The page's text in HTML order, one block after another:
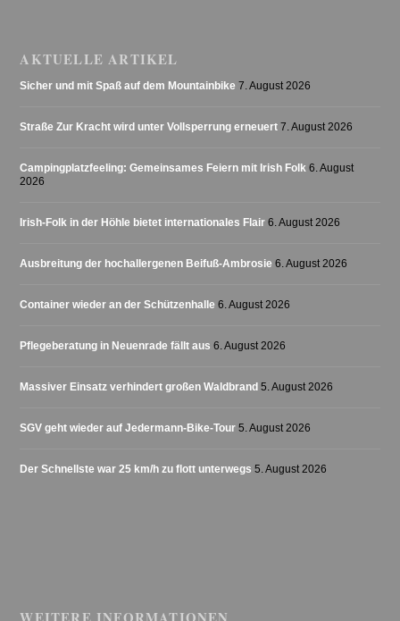
AKTUELLE ARTIKEL
Sicher und mit Spaß auf dem Mountainbike 7. August 2026
Straße Zur Kracht wird unter Vollsperrung erneuert 7. August 2026
Campingplatzfeeling: Gemeinsames Feiern mit Irish Folk 6. August
2026
Irish-Folk in der Höhle bietet internationales Flair 6. August 2026
Ausbreitung der hochallergenen Beifuß-Ambrosie 6. August 2026
Container wieder an der Schützenhalle 6. August 2026
Pflegeberatung in Neuenrade fällt aus 6. August 2026
Massiver Einsatz verhindert großen Waldbrand 5. August 2026
SGV geht wieder auf Jedermann-Bike-Tour 5. August 2026
Der Schnellste war 25 km/h zu flott unterwegs 5. August 2026